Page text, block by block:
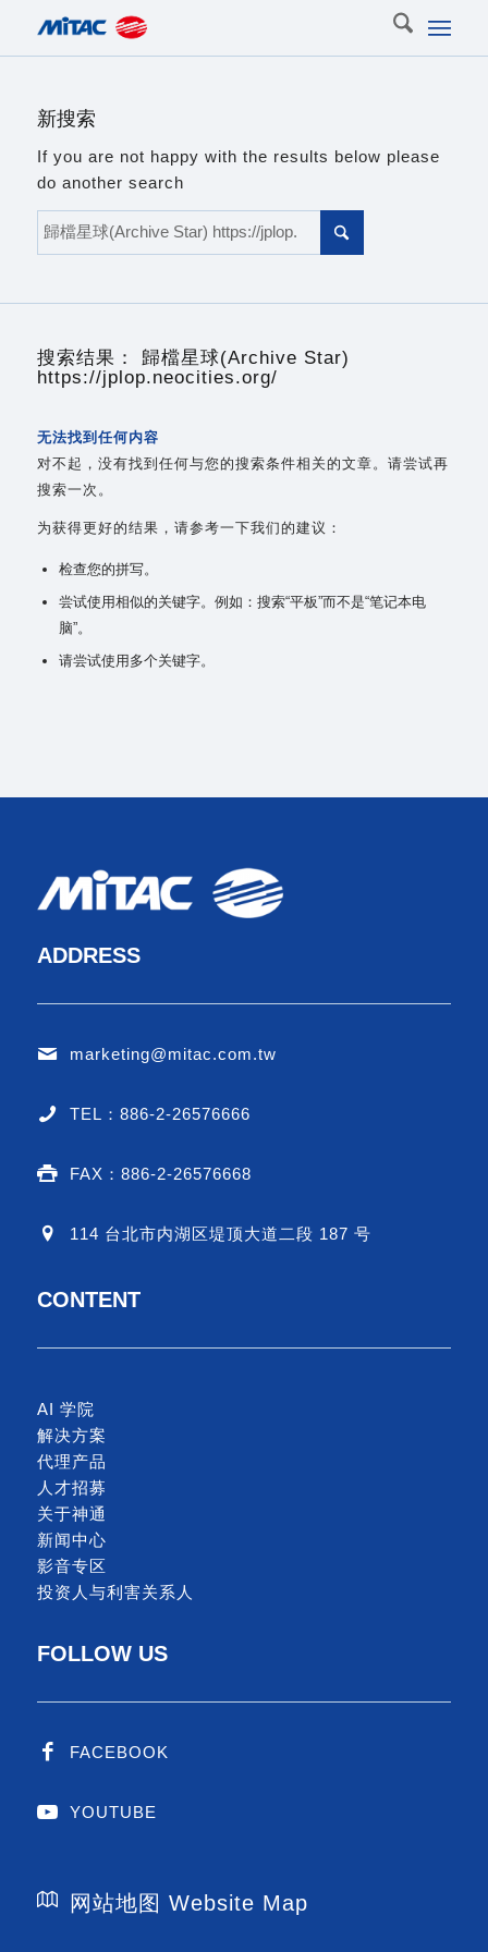
新搜索
If you are not happy with the results below please
do another search
搜索结果： 歸檔星球(Archive Star)
https://jplop.neocities.org/
无法找到任何内容
对不起，没有找到任何与您的搜索条件相关的文章。请尝试再
搜索一次。
为获得更好的结果，请参考一下我们的建议：
检查您的拼写。
尝试使用相似的关键字。例如：搜索“平板”而不是“笔记本电
脑”。
请尝试使用多个关键字。
ADDRESS
marketing@mitac.com.tw
TEL：886-2-26576666
FAX：886-2-26576668
114 台北市内湖区堤顶大道二段 187 号
CONTENT
AI 学院
解决方案
代理产品
人才招募
关于神通
新闻中心
影音专区
投资人与利害关系人
FOLLOW US
FACEBOOK
YOUTUBE
网站地图 Website Map